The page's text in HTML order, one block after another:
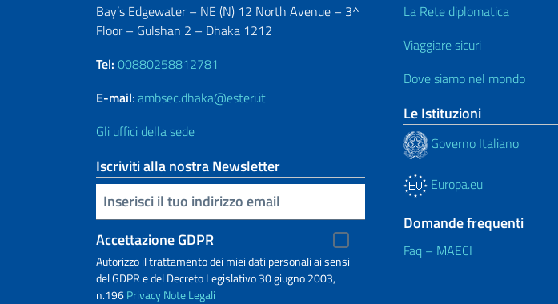
Bay’s Edgewater – NE (N) 12 North Avenue – 3^
Floor – Gulshan 2 – Dhaka 1212
Tel: 00880258812781
E-mail:ambsec.dhaka@esteri.it
Gli uffici della sede
Iscriviti alla nostra Newsletter
Inserisci la tua email
Accettazione GDPR
Autorizzo il trattamento dei miei dati personali ai sensi
del GDPR e del Decreto Legislativo 30 giugno 2003,
n.196PrivacyNote Legali
La Rete diplomatica
Viaggiare sicuri
Dove siamo nel mondo
Le Istituzioni
Governo Italiano
Europa.eu
Domande frequenti
Faq – MAECI